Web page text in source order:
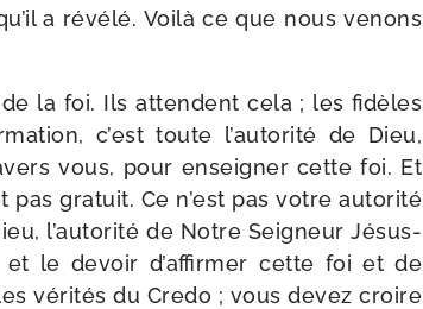
a révé­lé. Voilà ce que nous venons
la foi. Ils attendent cela ; les fidèles
c’est toute l’autorité de Dieu,
vous, pour ensei­gner cette foi. Et
pas gra­tuit. Ce n’est pas votre auto­ri­té
l’autorité de Notre Seigneur Jésus-​
le devoir d’affirmer cette foi et de
véri­tés du Credo ; vous devez croire